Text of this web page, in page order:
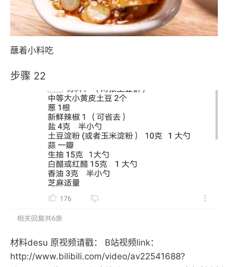
蘸着小料吃
步骤 22
材料desu 原视频请戳： B站视频link：
http://www.bilibili.com/video/av22541688?